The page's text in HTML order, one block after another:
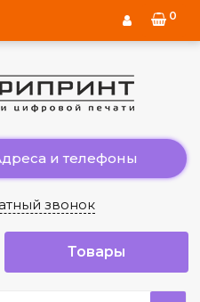
0
и телефоны
звонок
Товары